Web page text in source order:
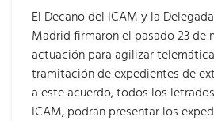
El Decano del ICAM y la
Madrid firmaron el pasado 23 de
actuación para agilizar
tramitación de expedientes de
a este acuerdo, todos los
ICAM, podrán presentar los